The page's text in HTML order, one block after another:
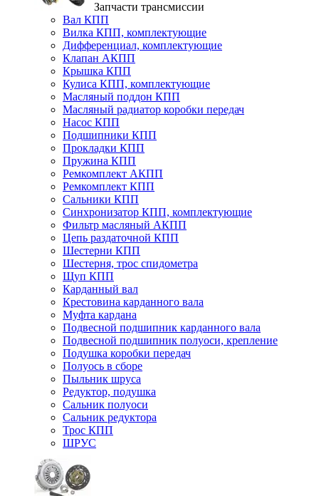
Запчасти трансмиссии
Вал КПП
Вилка КПП, комплектующие
Дифференциал, комплектующие
Клапан АКПП
Крышка КПП
Кулиса КПП, комплектующие
Масляный поддон КПП
Масляный радиатор коробки передач
Насос КПП
Подшипники КПП
Прокладки КПП
Пружина КПП
Ремкомплект АКПП
Ремкомплект КПП
Сальники КПП
Синхронизатор КПП, комплектующие
Фильтр масляный АКПП
Цепь раздаточной КПП
Шестерни КПП
Шестерня, трос спидометра
Щуп КПП
Карданный вал
Крестовина карданного вала
Муфта кардана
Подвесной подшипник карданного вала
Подвесной подшипник полуоси, крепление
Подушка коробки передач
Полуось в сборе
Пыльник шруса
Редуктор, подушка
Сальник полуоси
Сальник редуктора
Трос КПП
ШРУС